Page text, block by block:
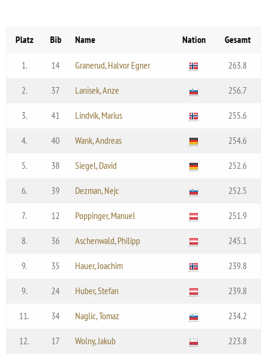
Platz Bib Name Nation Gesamt
1. 14 Granerud, Halvor Egner 263.8
2. 37 Lanisek, Anze 256.7
3. 41 Lindvik, Marius 255.6
4. 40 Wank, Andreas 254.6
5. 38 Siegel, David 252.6
6. 39 Dezman, Nejc 252.5
7. 12 Poppinger, Manuel 251.9
8. 36 Aschenwald, Philipp 245.1
9. 35 Hauer, Joachim 239.8
9. 24 Huber, Stefan 239.8
11. 34 Naglic, Tomaz 234.2
12. 17 Wolny, Jakub 223.8